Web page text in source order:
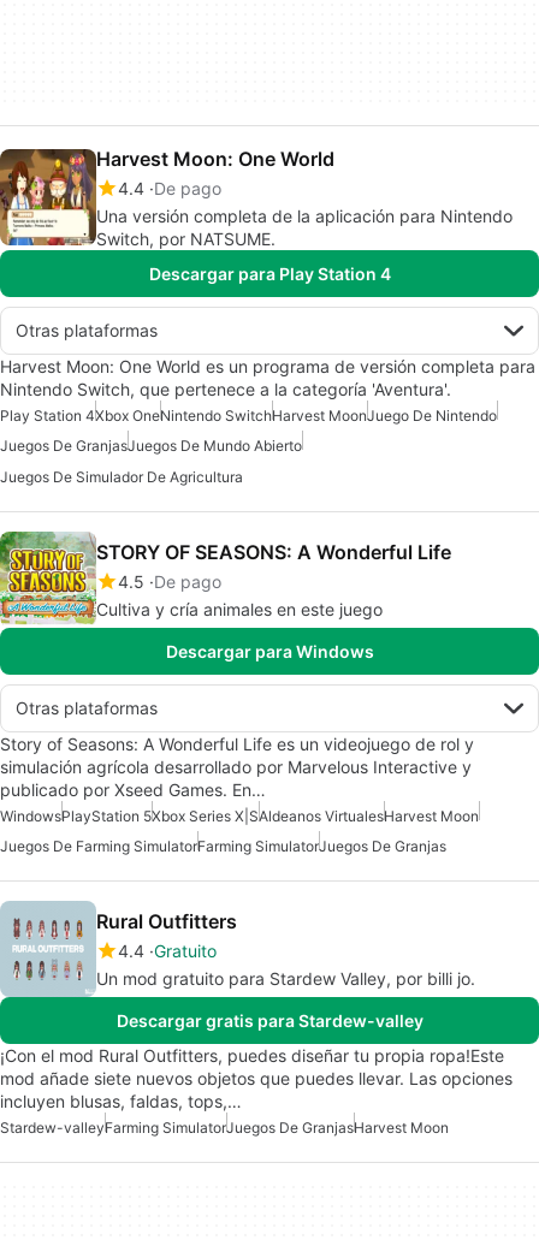
Harvest Moon: One World
4.4 De pago
Una versión completa de la aplicación para Nintendo
Switch, por NATSUME.
Descargar para Play Station 4
Otras plataformas
Harvest Moon: One World es un programa de versión completa para
Nintendo Switch, que pertenece a la categoría 'Aventura'.
Play Station 4Xbox OneNintendo SwitchHarvest MoonJuego De Nintendo
Juegos De GranjasJuegos De Mundo Abierto
Juegos De Simulador De Agricultura
STORY OF SEASONS: A Wonderful Life
4.5 De pago
Cultiva y cría animales en este juego
Descargar para Windows
Otras plataformas
Story of Seasons: A Wonderful Life es un videojuego de rol y
simulación agrícola desarrollado por Marvelous Interactive y
publicado por Xseed Games. En…
WindowsPlayStation 5Xbox Series X|SAldeanos VirtualesHarvest Moon
Juegos De Farming SimulatorFarming SimulatorJuegos De Granjas
Rural Outfitters
4.4 Gratuito
Un mod gratuito para Stardew Valley, por billi jo.
Descargar gratis para Stardew-valley
¡Con el mod Rural Outfitters, puedes diseñar tu propia ropa!Este
mod añade siete nuevos objetos que puedes llevar. Las opciones
incluyen blusas, faldas, tops,…
Stardew-valleyFarming SimulatorJuegos De GranjasHarvest Moon